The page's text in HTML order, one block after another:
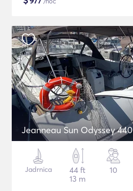
Jeanneau Sun Odyssey 440
Jadrnica
44 ft
13 m
10